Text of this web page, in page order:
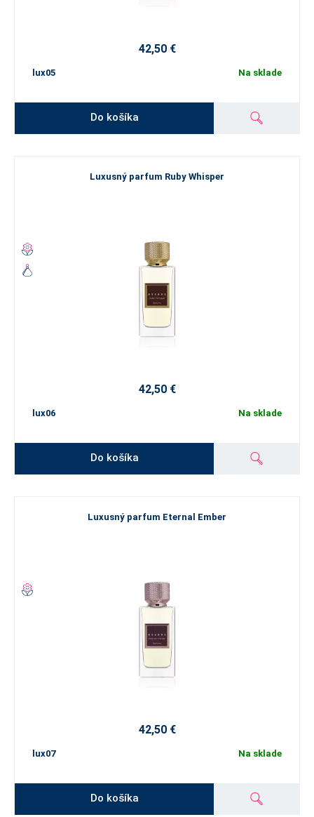
42,50 €
lux05 Na sklade
Do košíka
Luxusný parfum Ruby Whisper
42,50 €
lux06 Na sklade
Do košíka
Luxusný parfum Eternal Ember
42,50 €
lux07 Na sklade
Do košíka